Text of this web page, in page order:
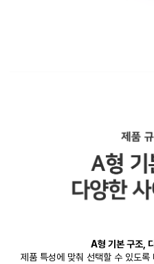
A형 기본 구조,
제품 특성에 맞춰 선택할 수 있도